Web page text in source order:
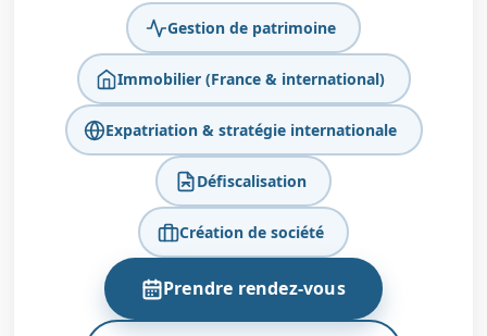
Gestion de patrimoine
Immobilier (France & international)
Expatriation & stratégie internationale
Défiscalisation
Création de société
Prendre rendez-vous